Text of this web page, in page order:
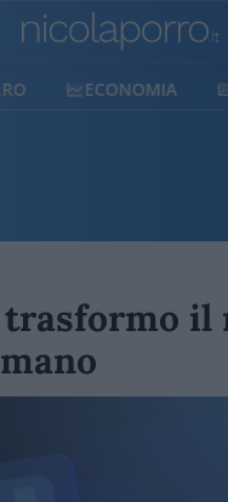
LIBERILIBRI
il